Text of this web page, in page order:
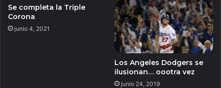
Se completa la Triple
Corona
junio 4, 2021
Los Angeles Dodgers se
ilusionan… oootra vez
junio 24, 2019